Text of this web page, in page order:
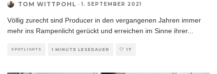
TOM WITTPOHL · 1. SEPTEMBER 2021
Völlig zurecht sind Producer in den vergangenen Jahren immer
mehr ins Rampenlicht gerückt und erreichen im Sinne ihrer...
SPOTLIGHTS 1 MINUTE LESEDAUER 17